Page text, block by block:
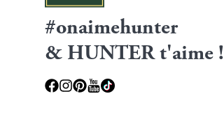
#onaimehunter
& HUNTER t'aime !